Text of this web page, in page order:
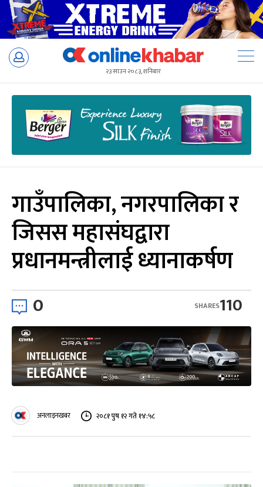
Skip
२३ साउन २०८३, शनिबार
गाउँपालिका, नगरपालिका र
जिसस महासंघद्वारा
प्रधानमन्त्रीलाई ध्यानाकर्षण
0 110
SHARES
अनलाइनखबर २०८१ पुष १२ गते १४:५८